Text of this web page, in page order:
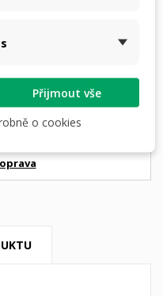
Přijmout vše
o cookies